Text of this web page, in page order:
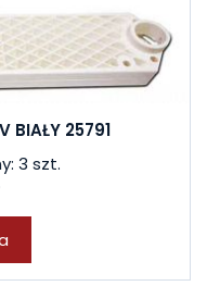
BIAŁY 25791
3 szt.